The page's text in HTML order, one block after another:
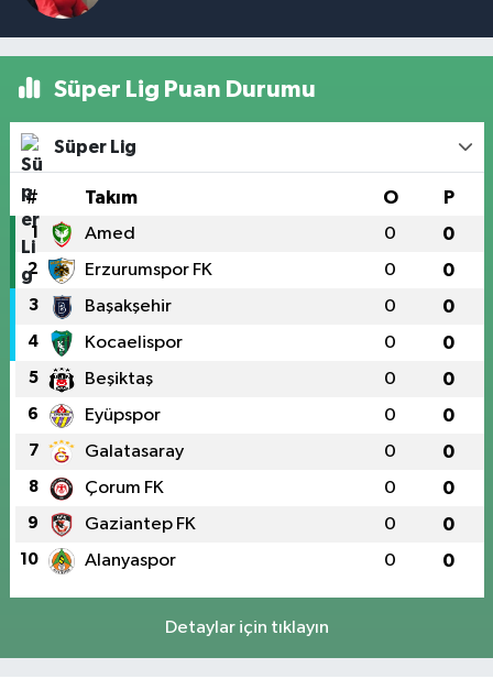
Süper Lig Puan Durumu
Süper Lig
# Takım O P
1 Amed 0 0
2 Erzurumspor FK 0 0
3 Başakşehir 0 0
4 Kocaelispor 0 0
5 Beşiktaş 0 0
6 Eyüpspor 0 0
7 Galatasaray 0 0
8 Çorum FK 0 0
9 Gaziantep FK 0 0
10 Alanyaspor 0 0
Detaylar için tıklayın